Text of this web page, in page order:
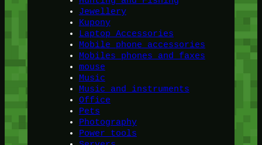
Jewellery
Kupony
Laptop Accessories
Mobile phone accessories
Mobiles phones and faxes
mouse
Music
Music and instruments
Office
Pets
Photography
Power tools